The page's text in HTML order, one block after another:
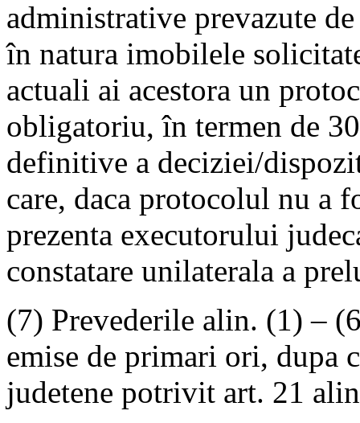
administrative prevazute
în natura imobilele
actuali ai acestora un
obligatoriu, în termen de
definitive a deciziei/
care, daca protocolul nu a
prezenta executorului
constatare unilaterala a
(7) Prevederile alin. (1) –
emise de primari ori, dupa
judetene potrivit art. 21